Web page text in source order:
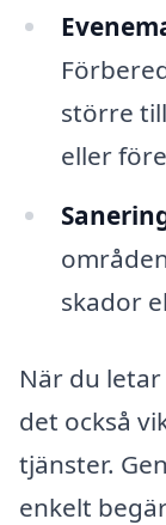
större
eller
skador
När du
det också
tjänster.
enkelt